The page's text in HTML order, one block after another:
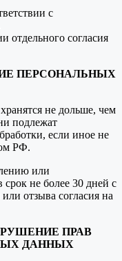
с
отдельного согласия
ПЕРСОНАЛЬНЫХ
не дольше, чем
подлежат
если иное не
РФ.
или
не более 30 дней с
отзыва согласия на
ПРАВ
ДАННЫХ